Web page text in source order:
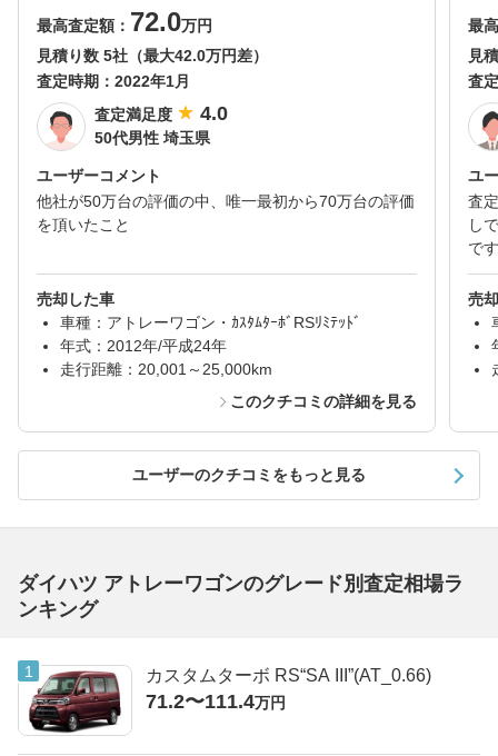
最高査定額： 72.0万円
見積り数 5社（最大42.0万円差）
査定時期： 2022年1月
査定満足度
4.0
50代男性 埼玉県
ユーザーコメント
他社が50万台の評価の中、唯一最初から70万台の評価
を頂いたこと
売却した車
車種：アトレーワゴン・ｶｽﾀﾑﾀｰﾎﾞRSﾘﾐﾃｯﾄﾞ
年式：2012年/平成24年
走行距離：20,001～25,000km
このクチコミの詳細を見る
最
見
査
ユ
査
し
で
売
ユーザーのクチコミをもっと見る
ダイハツ アトレーワゴンのグレード別査定相場ラ
ンキング
カスタムターボ RS“SA III”(AT_0.66)
71.2〜111.4万円